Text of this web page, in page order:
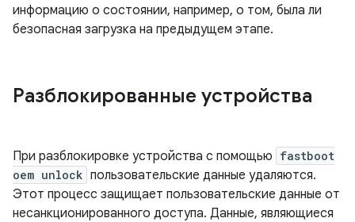
информацию о состоянии, например, о том, была ли
безопасная загрузка на предыдущем этапе.
Разблокированные устройства
При разблокировке устройства с помощью fastboot
oem unlock пользовательские данные удаляются.
Этот процесс защищает пользовательские данные от
несанкционированного доступа. Данные, являющиеся